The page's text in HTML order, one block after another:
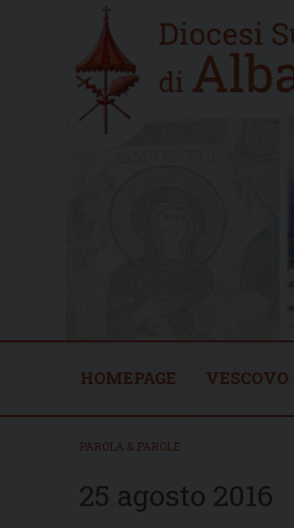
Home
new
HOMEPAGE VESCOVO
PAROLA & PAROLE
25 agosto 2016